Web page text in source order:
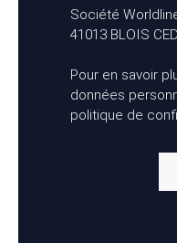
Société
41013 BLOIS
Pour en savoir
données
politique de